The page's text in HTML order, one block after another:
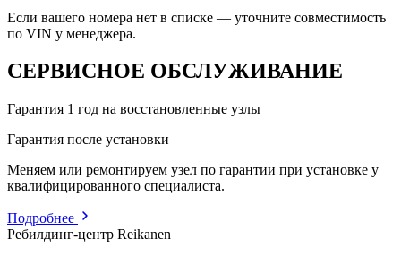
Если вашего номера нет в списке — уточните совместимость
по VIN у менеджера.
СЕРВИСНОЕ ОБСЛУЖИВАНИЕ
Гарантия 1 год на восстановленные узлы
Гарантия после установки
Меняем или ремонтируем узел по гарантии при установке у
квалифицированного специалиста.
Подробнее
Ребилдинг-центр Reikanen